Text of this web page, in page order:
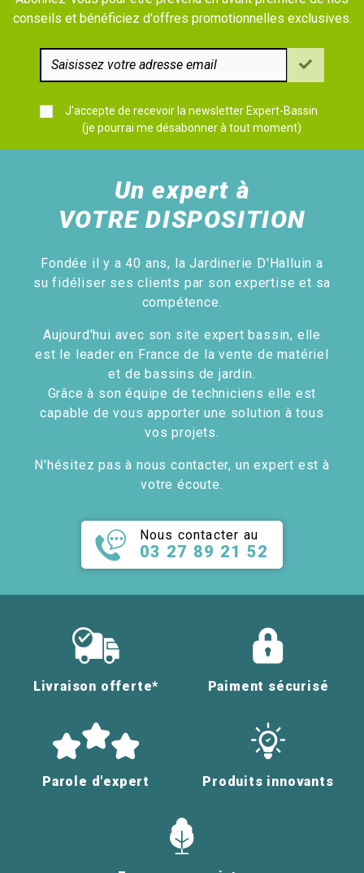
conseils et bénéficiez d'offres promotionnelles exclusives.
J'accepte de recevoir la newsletter Expert-Bassin
(je pourrai me désabonner à tout moment)
Un expert à
VOTRE DISPOSITION
Fondée il y a 40 ans, la Jardinerie D'Halluin a
su fidéliser ses clients par son expertise et sa
compétence.
Aujourd'hui avec son site expert bassin, elle
est le leader en France de la vente de matériel
et de bassins de jardin.
Grâce à son équipe de techniciens elle est
capable de vous apporter une solution à tous
vos projets.
N'hésitez pas à nous contacter, un expert est à
votre écoute.
Nous contacter au
03 27 89 21 52
Livraison offerte* Paiment sécurisé
Parole d'expert Produits innovants